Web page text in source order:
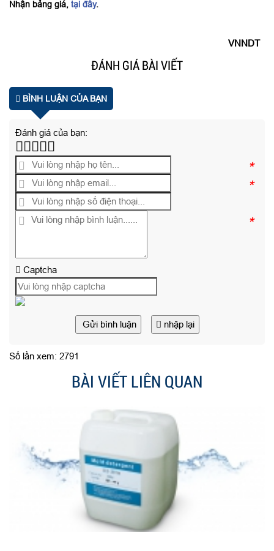
Nhận bảng giá, tại đây.
VNNDT
ĐÁNH GIÁ BÀI VIẾT
BÌNH LUẬN CỦA BẠN
Đánh giá của bạn:
*
*
*
Captcha
Gửi bình luận nhập lại
Số lần xem: 2791
BÀI VIẾT LIÊN QUAN